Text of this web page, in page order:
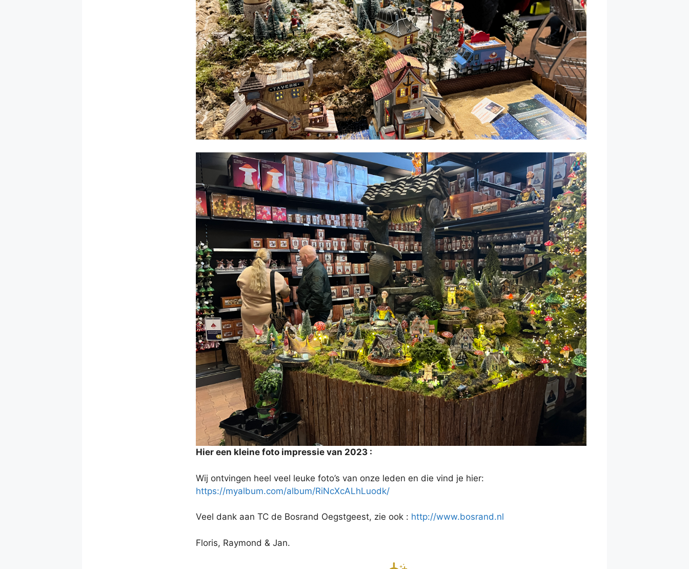
Hier een kleine foto impressie van 2023 :
Wij ontvingen heel veel leuke foto’s van onze leden en die vind je hier:
https://myalbum.com/album/RiNcXcALhLuodk/
Veel dank aan TC de Bosrand Oegstgeest, zie ook : http://www.bosrand.nl
Floris, Raymond & Jan.